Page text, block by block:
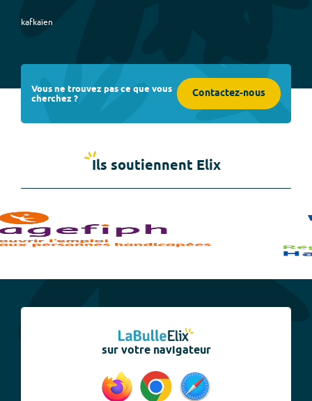
kafkaïen
Vous ne trouvez pas ce que vous
cherchez ? Contactez-nous
Ils soutiennent Elix
sur votre navigateur